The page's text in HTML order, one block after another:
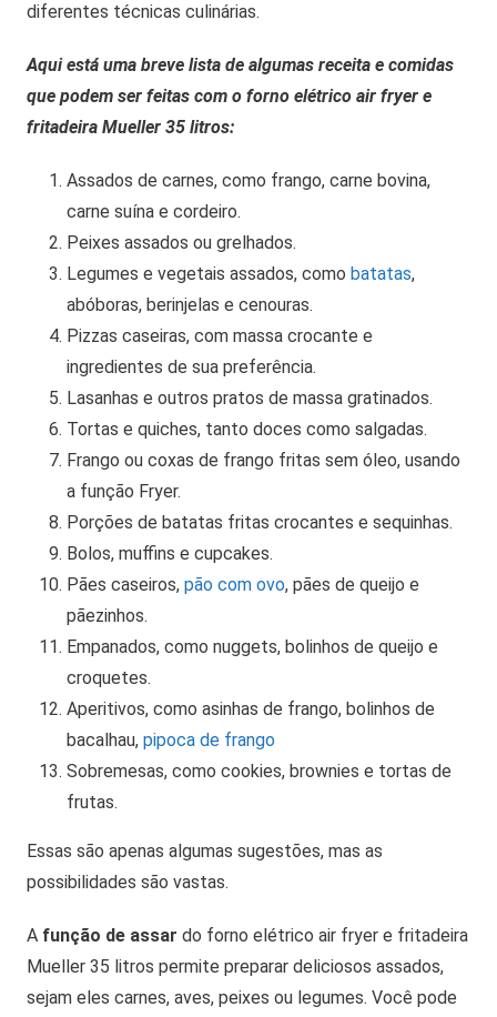
diferentes técnicas culinárias.
Aqui está uma breve lista de algumas receita e comidas
que podem ser feitas com o forno elétrico air fryer e
fritadeira Mueller 35 litros:
Assados de carnes, como frango, carne bovina,
carne suína e cordeiro.
Peixes assados ou grelhados.
Legumes e vegetais assados, como batatas,
abóboras, berinjelas e cenouras.
Pizzas caseiras, com massa crocante e
ingredientes de sua preferência.
Lasanhas e outros pratos de massa gratinados.
Tortas e quiches, tanto doces como salgadas.
Frango ou coxas de frango fritas sem óleo, usando
a função Fryer.
Porções de batatas fritas crocantes e sequinhas.
Bolos, muffins e cupcakes.
Pães caseiros, pão com ovo, pães de queijo e
pãezinhos.
Empanados, como nuggets, bolinhos de queijo e
croquetes.
Aperitivos, como asinhas de frango, bolinhos de
bacalhau, pipoca de frango
Sobremesas, como cookies, brownies e tortas de
frutas.
Essas são apenas algumas sugestões, mas as
possibilidades são vastas.
A função de assar do forno elétrico air fryer e fritadeira
Mueller 35 litros permite preparar deliciosos assados,
sejam eles carnes, aves, peixes ou legumes. Você pode